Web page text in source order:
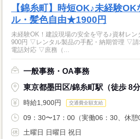
【錦糸町】時短OK♪未経験
ル・髪色自由★1900円
未経験OK！建設現場の安全を守る♪資材レン
900円 ▽レンタル製品の手配・納期管理 ▽
電話対応 ▽庶務（...
一般事務・OA事務
東京都墨田区/錦糸町駅（徒歩 8分
時給1,900円 交通費全額支給
09：30〜17：00（実働06：30、休憩
土曜日 日曜日 祝日